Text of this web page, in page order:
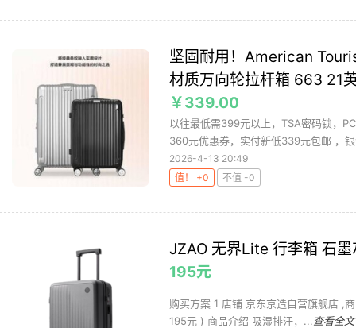
坚固耐用！American
材质万向轮拉杆箱 663 21
￥339.00
以往最低需399元以上，TSA密码锁，
360元优惠券，实付新低339元包邮 ，
2026-4-13 20:49
值！ +0
不值 -0
JZAO 无界Lite 行李箱 石
195元
购买方案 1 店铺 京东京造自营旗舰店 ,
195元 ) 商品介绍 吸湿排汗，... 查看全文